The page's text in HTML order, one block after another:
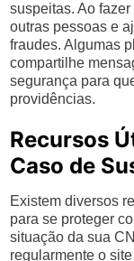
suspeitas. Ao
outras pessoas e
fraudes. Algumas
compartilhe
segurança para
providências.
Recursos
Caso de
Existem diversos
para se proteger
situação da sua
regularmente o